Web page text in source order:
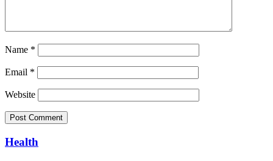
Name *
Email *
Website
Health